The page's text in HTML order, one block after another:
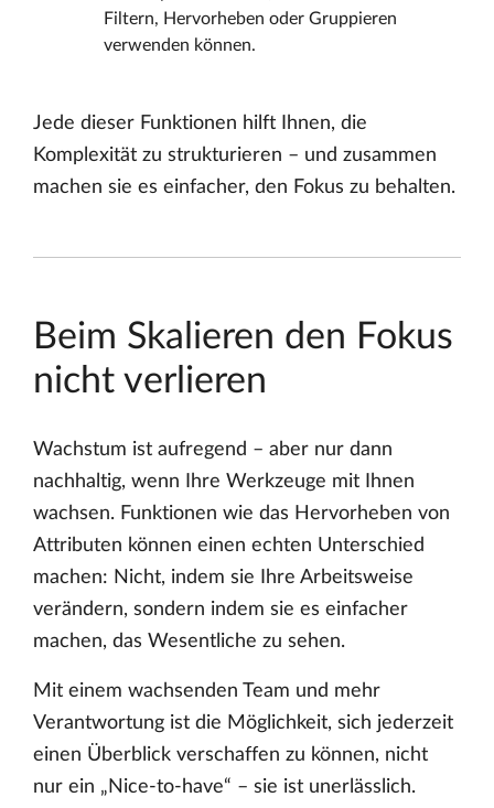
Filtern, Hervorheben oder Gruppieren
verwenden können.
Jede dieser Funktionen hilft Ihnen, die
Komplexität zu strukturieren – und zusammen
machen sie es einfacher, den Fokus zu behalten.
Beim Skalieren den Fokus
nicht verlieren
Wachstum ist aufregend – aber nur dann
nachhaltig, wenn Ihre Werkzeuge mit Ihnen
wachsen. Funktionen wie das Hervorheben von
Attributen können einen echten Unterschied
machen: Nicht, indem sie Ihre Arbeitsweise
verändern, sondern indem sie es einfacher
machen, das Wesentliche zu sehen.
Mit einem wachsenden Team und mehr
Verantwortung ist die Möglichkeit, sich jederzeit
einen Überblick verschaffen zu können, nicht
nur ein „Nice-to-have“ – sie ist unerlässlich.